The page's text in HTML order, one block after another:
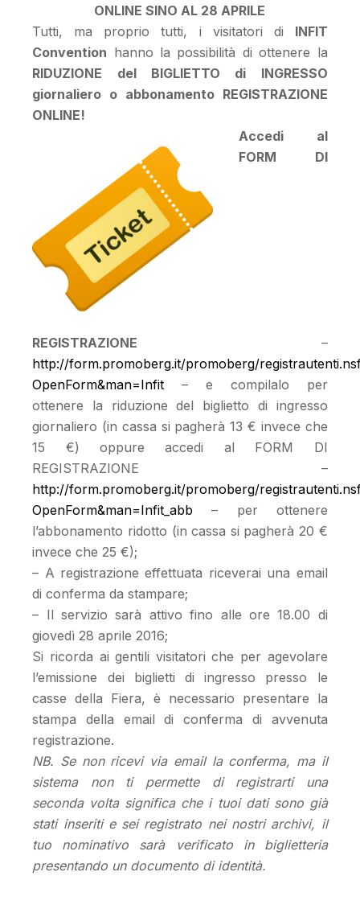
ONLINE SINO AL 28 APRILE
Tutti, ma proprio tutti, i visitatori di INFIT
Convention hanno la possibilità di ottenere la
RIDUZIONE del BIGLIETTO di INGRESSO
giornaliero o abbonamento REGISTRAZIONE
ONLINE!
Accedi al
FORM DI
REGISTRAZIONE –
http://form.promoberg.it/promoberg/
OpenForm&man=Infit – e compilalo per
ottenere la riduzione del biglietto di ingresso
giornaliero (in cassa si pagherà 13 € invece che
15 €) oppure accedi al FORM DI
REGISTRAZIONE –
http://form.promoberg.it/promoberg/
OpenForm&man=Infit_abb – per ottenere
l’abbonamento ridotto (in cassa si pagherà 20 €
invece che 25 €);
– A registrazione effettuata riceverai una email
di conferma da stampare;
– Il servizio sarà attivo fino alle ore 18.00 di
giovedì 28 aprile 2016;
Si ricorda ai gentili visitatori che per agevolare
l’emissione dei biglietti di ingresso presso le
casse della Fiera, è necessario presentare la
stampa della email di conferma di avvenuta
registrazione.
NB. Se non ricevi via email la conferma, ma il
sistema non ti permette di registrarti una
seconda volta significa che i tuoi dati sono già
stati inseriti e sei registrato nei nostri archivi, il
tuo nominativo sarà verificato in biglietteria
presentando un documento di identità.